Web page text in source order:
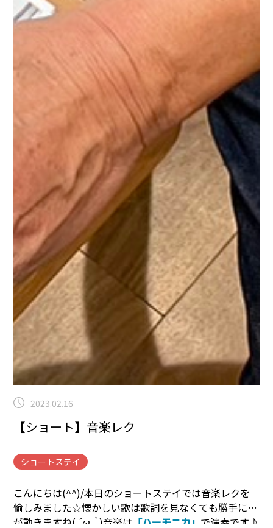
2023.02.16
【ショート】音楽レク
ショートステイ
こんにちは(^^)/本日のショートステイでは音楽レクを
愉しみました☆懐かしい歌は歌詞を見なくても勝手に口
が動きますね( ´ω｀)音楽は 「ハーモニカ」 で演奏です♪